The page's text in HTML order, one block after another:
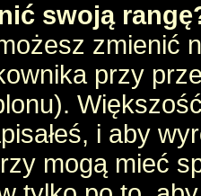
swoją
zmienić
przy
i aby
mogą mieć